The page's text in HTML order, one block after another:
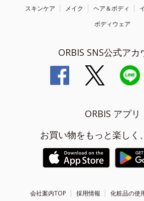
スキンケア メイク ヘア＆ボディ
ボディウェア
ORBIS SNS公式アカ
ORBIS アプリ
お買い物をもっと楽しく
会社案内TOP 採用情報 化粧品の使